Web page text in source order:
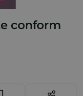
conform